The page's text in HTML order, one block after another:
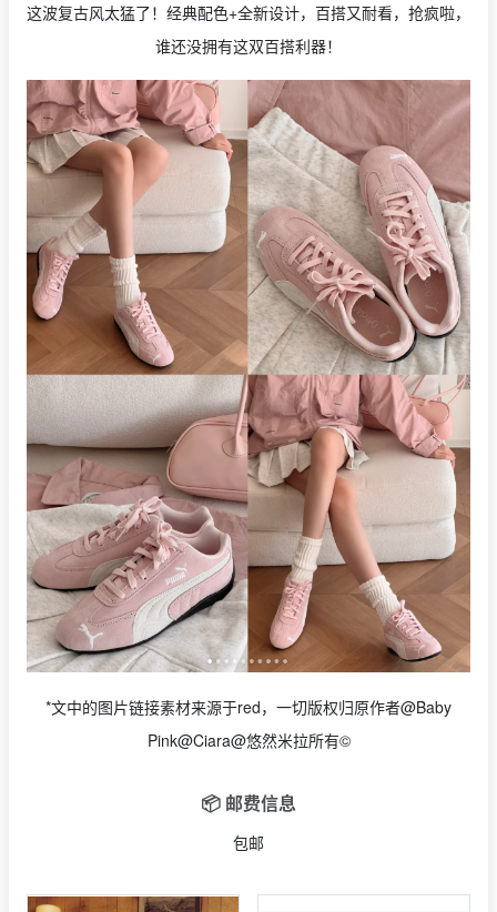
这波复古风太猛了！经典配色+全新设计，百搭又耐看，抢疯啦，
谁还没拥有这双百搭利器！
*文中的图片链接素材来源于red，一切版权归原作者@Baby
Pink@Ciara@悠然米拉所有©
📦 邮费信息
包邮